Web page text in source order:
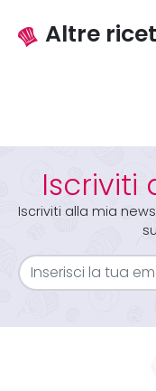
Altre
Iscriviti
Iscriviti alla mia